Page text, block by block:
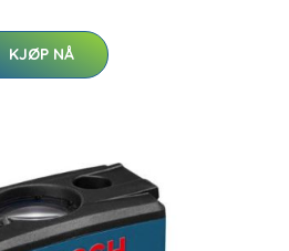
KJØP NÅ